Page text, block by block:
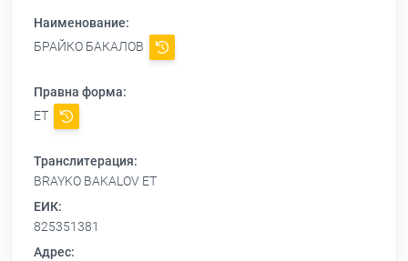
Наименование:
БРАЙКО БАКАЛОВ
Правна форма:
ЕТ
Транслитерация:
BRAYKO BAKALOV ET
ЕИК:
825351381
Адрес: